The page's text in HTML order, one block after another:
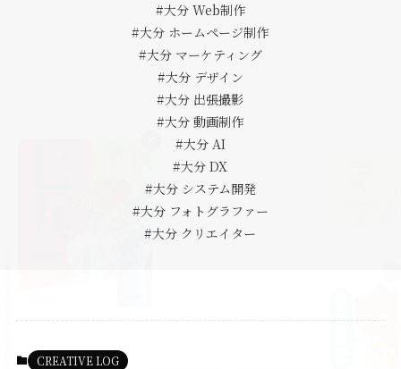
#大分 Web制作
#大分 ホームページ制作
#大分 マーケティング
#大分 デザイン
#大分 出張撮影
#大分 動画制作
#大分 AI
#大分 DX
#大分 システム開発
#大分 フォトグラファー
#大分 クリエイター
CREATIVE LOG